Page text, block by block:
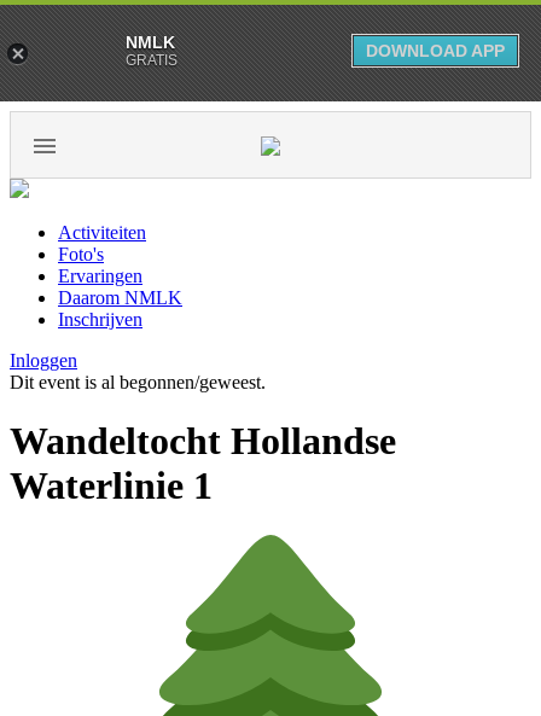
Activiteiten
Foto's
Ervaringen
Daarom NMLK
Inschrijven
Inloggen
Dit event is al begonnen/geweest.
Wandeltocht Hollandse
Waterlinie 1
NMLK
GRATIS DOWNLOAD APP